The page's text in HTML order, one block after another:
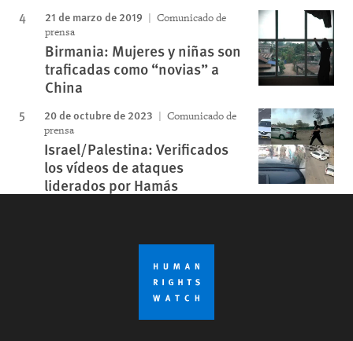
21 de marzo de 2019
Comunicado de
prensa
Birmania: Mujeres y niñas son
traficadas como “novias” a
China
20 de octubre de 2023
Comunicado de
prensa
Israel/Palestina: Verificados
los vídeos de ataques
liderados por Hamás